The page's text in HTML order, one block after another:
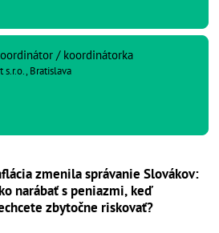
/ koordinátorka
Bratislava
zmenila správanie Slovákov:
narábať s peniazmi, keď
zbytočne riskovať?